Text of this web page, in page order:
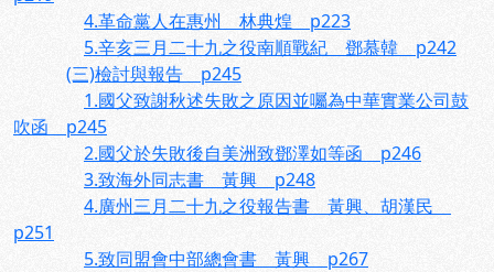
4.革命黨人在惠州 林典煌 p223
5.辛亥三月二十九之役南順戰紀 鄧慕韓 p242
(三)檢討與報告 p245
1.國父致謝秋述失敗之原因並囑為中華實業公司鼓
吹函 p245
2.國父於失敗後自美洲致鄧澤如等函 p246
3.致海外同志書 黃興 p248
4.廣州三月二十九之役報告書 黃興、胡漢民
p251
5.致同盟會中部總會書 黃興 p267